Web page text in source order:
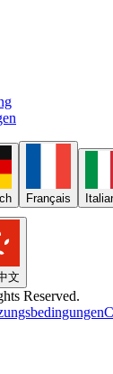
Français
文
Reserved.